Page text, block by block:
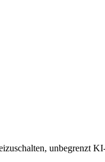
unbegrenzt